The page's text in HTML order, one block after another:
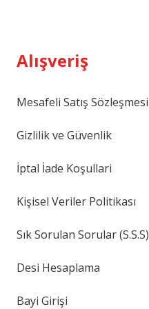
Alışveriş
Mesafeli Satış Sözleşmesi
Gizlilik ve Güvenlik
İptal İade Koşullari
Kişisel Veriler Politikası
Sık Sorulan Sorular (S.S.S)
Desi Hesaplama
Bayi Girişi